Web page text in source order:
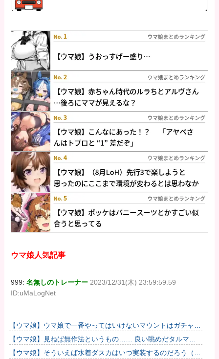
ウマ娘人気記事
999:名無しのトレーナー 2023/12/31(木) 23:59:59.59
ID:uMaLogNet
【ウマ娘】ウマ娘で一番やってはいけないマウントはガチャで
も育成でもグッズでもなく、これ。
【ウマ娘】見ねば無作法というもの…… 良い眺めだタルマ
エ…（殴
【ウマ娘】そういえば水着ダスカはいつ実装するのだろう（ﾃﾞ